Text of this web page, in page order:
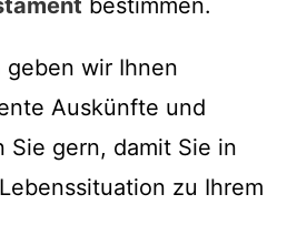
bestimmen.
geben wir Ihnen
Auskünfte und
gern, damit Sie in
zu Ihrem